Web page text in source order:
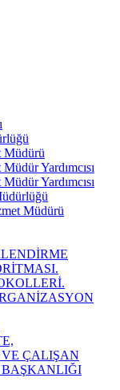
Müdürü
Yardımcısı
Yardımcısı
Müdürü
ÇALIŞAN